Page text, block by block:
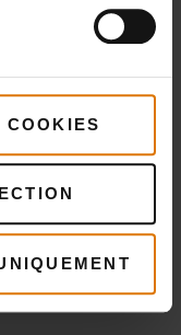
COOKIES